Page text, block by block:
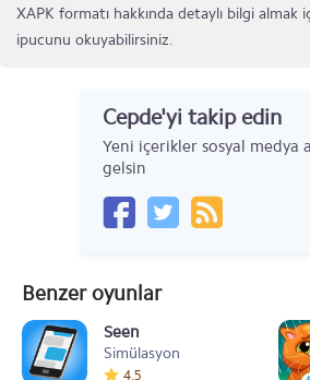
XAPK formatı hakkında detaylı bilgi almak
ipucunu okuyabilirsiniz.
Cepde'yi takip edin
Yeni içerikler sosyal medya
gelsin
Benzer oyunlar
Seen
Simülasyon
4.5